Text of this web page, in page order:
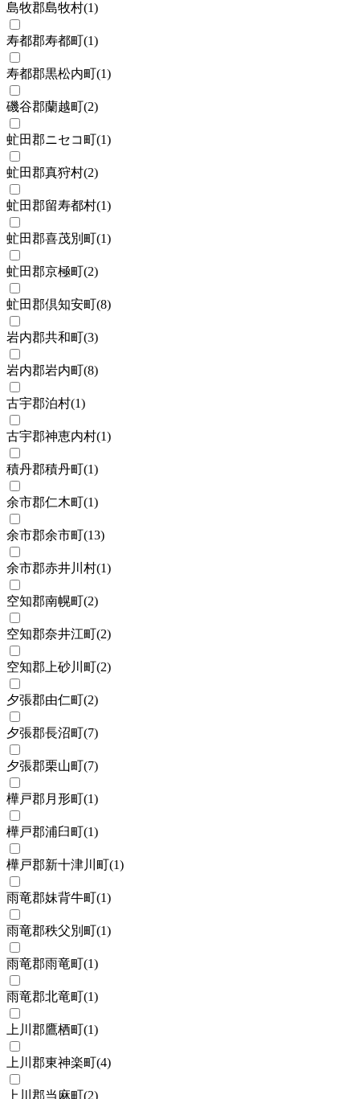
島牧郡島牧村(1)
寿都郡寿都町(1)
寿都郡黒松内町(1)
磯谷郡蘭越町(2)
虻田郡ニセコ町(1)
虻田郡真狩村(2)
虻田郡留寿都村(1)
虻田郡喜茂別町(1)
虻田郡京極町(2)
虻田郡倶知安町(8)
岩内郡共和町(3)
岩内郡岩内町(8)
古宇郡泊村(1)
古宇郡神恵内村(1)
積丹郡積丹町(1)
余市郡仁木町(1)
余市郡余市町(13)
余市郡赤井川村(1)
空知郡南幌町(2)
空知郡奈井江町(2)
空知郡上砂川町(2)
夕張郡由仁町(2)
夕張郡長沼町(7)
夕張郡栗山町(7)
樺戸郡月形町(1)
樺戸郡浦臼町(1)
樺戸郡新十津川町(1)
雨竜郡妹背牛町(1)
雨竜郡秩父別町(1)
雨竜郡雨竜町(1)
雨竜郡北竜町(1)
上川郡鷹栖町(1)
上川郡東神楽町(4)
上川郡当麻町(2)